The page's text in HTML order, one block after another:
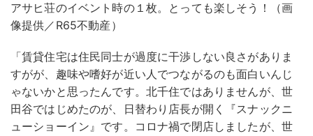
アサヒ荘のイベント時の１枚。とっても楽しそう！（画
像提供／R65不動産）
「賃貸住宅は住民同士が過度に干渉しない良さがありま
すがが、趣味や嗜好が近い人でつながるのも面白いんじ
ゃないかと思ったんです。北千住ではありませんが、世
田谷ではじめたのが、日替わり店長が開く『スナックニ
ューショーイン』です。コロナ禍で閉店しましたが、世